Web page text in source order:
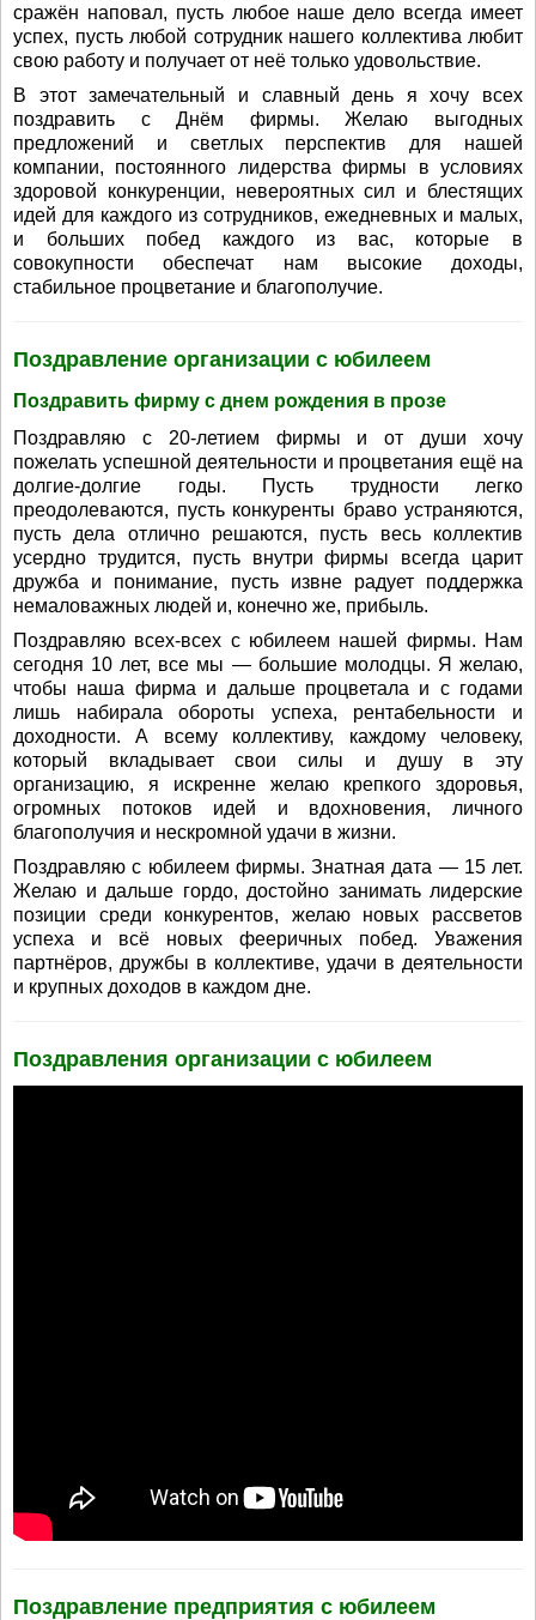
сражён наповал, пусть любое наше дело всегда имеет
успех, пусть любой сотрудник нашего коллектива любит
свою работу и получает от неё только удовольствие.
В этот замечательный и славный день я хочу всех
поздравить с Днём фирмы. Желаю выгодных
предложений и светлых перспектив для нашей
компании, постоянного лидерства фирмы в условиях
здоровой конкуренции, невероятных сил и блестящих
идей для каждого из сотрудников, ежедневных и малых,
и больших побед каждого из вас, которые в
совокупности обеспечат нам высокие доходы,
стабильное процветание и благополучие.
Поздравление организации с юбилеем
Поздравить фирму с днем рождения в прозе
Поздравляю с 20-летием фирмы и от души хочу
пожелать успешной деятельности и процветания ещё на
долгие-долгие годы. Пусть трудности легко
преодолеваются, пусть конкуренты браво устраняются,
пусть дела отлично решаются, пусть весь коллектив
усердно трудится, пусть внутри фирмы всегда царит
дружба и понимание, пусть извне радует поддержка
немаловажных людей и, конечно же, прибыль.
Поздравляю всех-всех с юбилеем нашей фирмы. Нам
сегодня 10 лет, все мы — большие молодцы. Я желаю,
чтобы наша фирма и дальше процветала и с годами
лишь набирала обороты успеха, рентабельности и
доходности. А всему коллективу, каждому человеку,
который вкладывает свои силы и душу в эту
организацию, я искренне желаю крепкого здоровья,
огромных потоков идей и вдохновения, личного
благополучия и нескромной удачи в жизни.
Поздравляю с юбилеем фирмы. Знатная дата — 15 лет.
Желаю и дальше гордо, достойно занимать лидерские
позиции среди конкурентов, желаю новых рассветов
успеха и всё новых фееричных побед. Уважения
партнёров, дружбы в коллективе, удачи в деятельности
и крупных доходов в каждом дне.
Поздравления организации с юбилеем
Поздравление предприятия с юбилеем